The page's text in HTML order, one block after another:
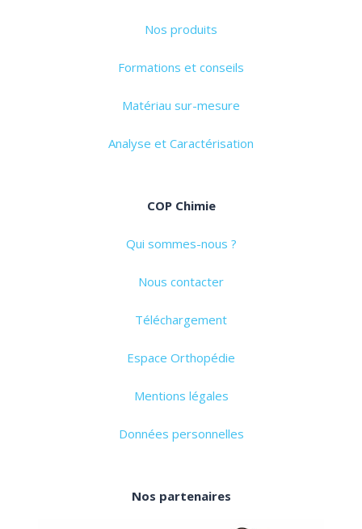
Nos produits
Formations et conseils
Matériau sur-mesure
Analyse et Caractérisation
COP Chimie
Qui sommes-nous ?
Nous contacter
Téléchargement
Espace Orthopédie
Mentions légales
Données personnelles
Nos partenaires